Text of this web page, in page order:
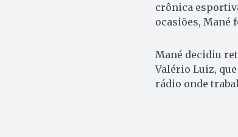
crônica
ocasiões, Mané
Mané decidiu
Valério Luiz,
rádio onde